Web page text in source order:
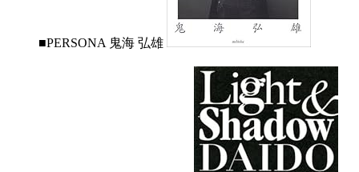
■PERSONA 鬼海 弘雄